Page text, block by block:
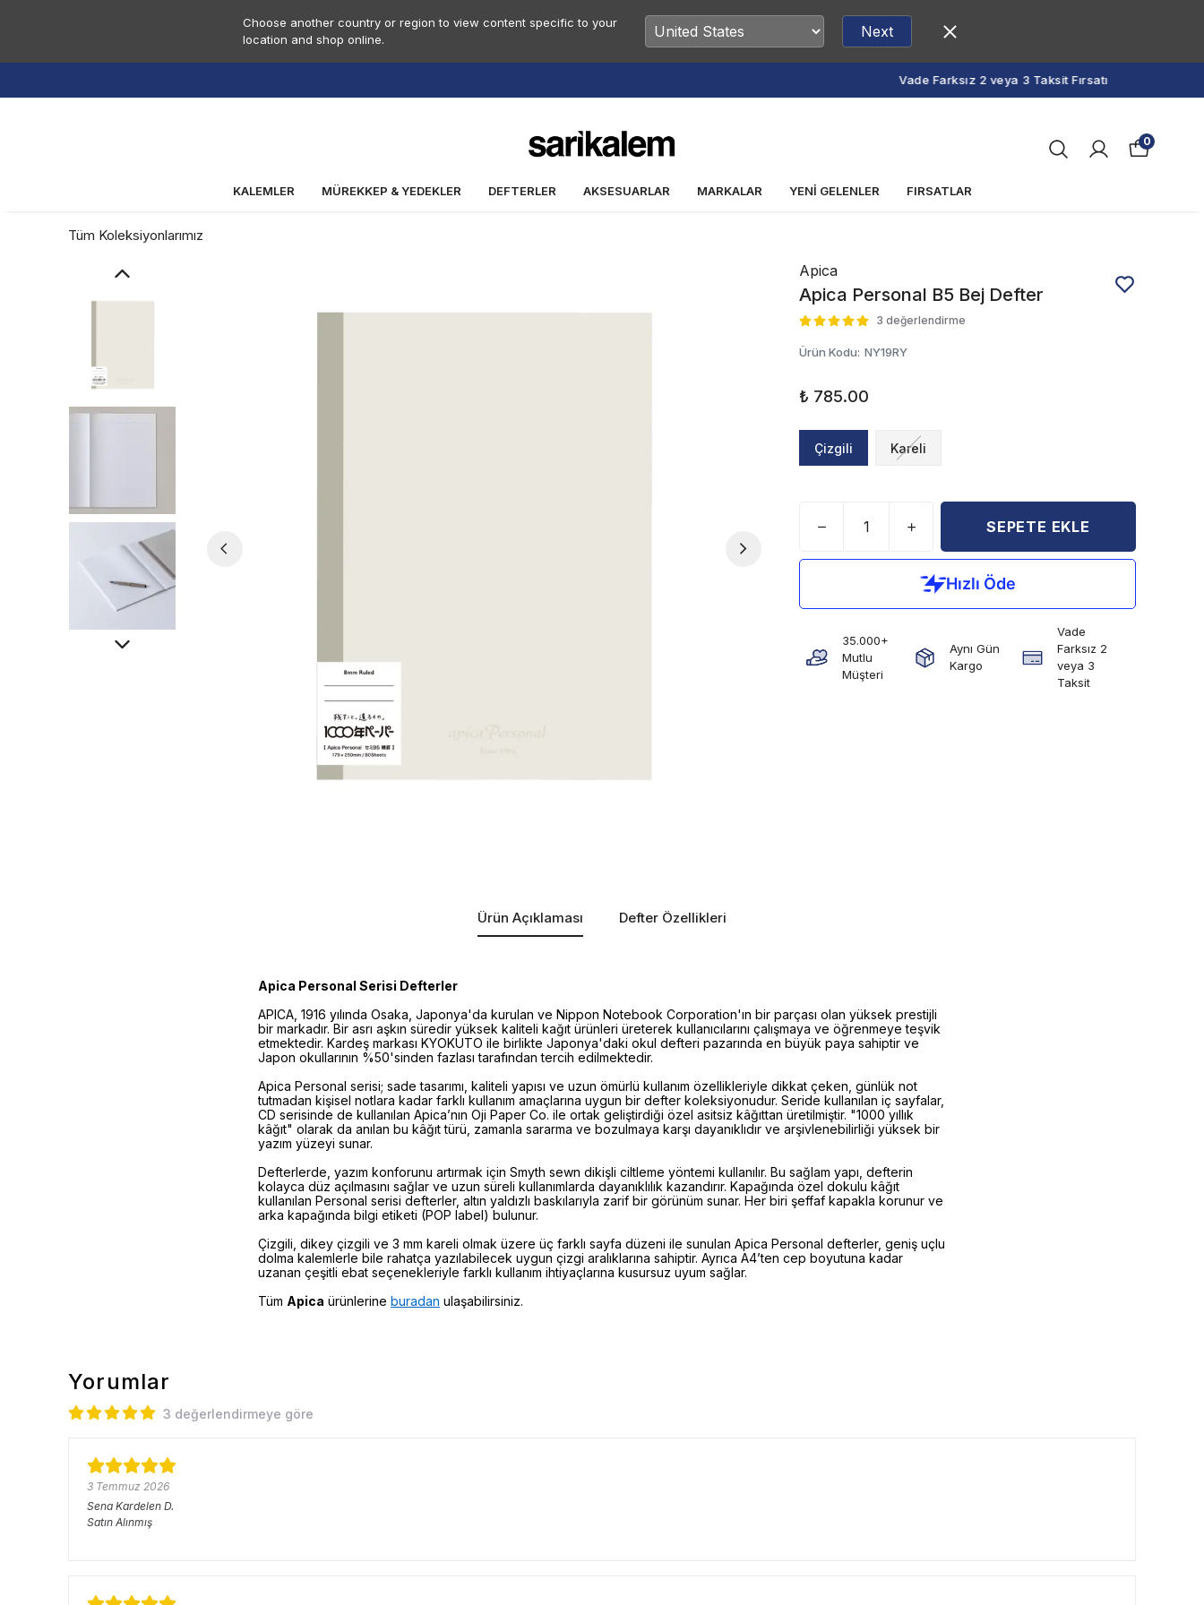
Choose another country or region to view content specific to your
location and shop online.
Next
KALEMLER MÜREKKEP & YEDEKLER DEFTERLER AKSESUARLAR MARKALAR YENİ GELENLER FIRSATLAR
0
Tüm Koleksiyonlarımız
Apica
Apica Personal B5 Bej Defter
3 değerlendirme
Ürün Kodu: NY19RY
₺ 785.00
Çizgili Kareli
SEPETE EKLE
35.000+
Mutlu
Müşteri
Aynı Gün
Kargo
Vade
Farksız 2
veya 3
Taksit
Ürün Açıklaması Defter Özellikleri
Apica Personal Serisi Defterler
APICA, 1916 yılında Osaka, Japonya'da kurulan ve Nippon Notebook Corporation'ın bir parçası olan yüksek prestijli
bir markadır. Bir asrı aşkın süredir yüksek kaliteli kağıt ürünleri üreterek kullanıcılarını çalışmaya ve öğrenmeye teşvik
etmektedir. Kardeş markası KYOKUTO ile birlikte Japonya'daki okul defteri pazarında en büyük paya sahiptir ve
Japon okullarının %50'sinden fazlası tarafından tercih edilmektedir.
Apica Personal serisi; sade tasarımı, kaliteli yapısı ve uzun ömürlü kullanım özellikleriyle dikkat çeken, günlük not
tutmadan kişisel notlara kadar farklı kullanım amaçlarına uygun bir defter koleksiyonudur. Seride kullanılan iç sayfalar,
CD serisinde de kullanılan Apica’nın Oji Paper Co. ile ortak geliştirdiği özel asitsiz kâğıttan üretilmiştir. "1000 yıllık
kâğıt" olarak da anılan bu kâğıt türü, zamanla sararma ve bozulmaya karşı dayanıklıdır ve arşivlenebilirliği yüksek bir
yazım yüzeyi sunar.
Defterlerde, yazım konforunu artırmak için Smyth sewn dikişli ciltleme yöntemi kullanılır. Bu sağlam yapı, defterin
kolayca düz açılmasını sağlar ve uzun süreli kullanımlarda dayanıklılık kazandırır. Kapağında özel dokulu kâğıt
kullanılan Personal serisi defterler, altın yaldızlı baskılarıyla zarif bir görünüm sunar. Her biri şeffaf kapakla korunur ve
arka kapağında bilgi etiketi (POP label) bulunur.
Çizgili, dikey çizgili ve 3 mm kareli olmak üzere üç farklı sayfa düzeni ile sunulan Apica Personal defterler, geniş uçlu
dolma kalemlerle bile rahatça yazılabilecek uygun çizgi aralıklarına sahiptir. Ayrıca A4’ten cep boyutuna kadar
uzanan çeşitli ebat seçenekleriyle farklı kullanım ihtiyaçlarına kusursuz uyum sağlar.
Tüm Apica ürünlerine buradan ulaşabilirsiniz.
Yorumlar
3 değerlendirmeye göre
3 Temmuz 2026
Sena Kardelen D.
Satın Alınmış